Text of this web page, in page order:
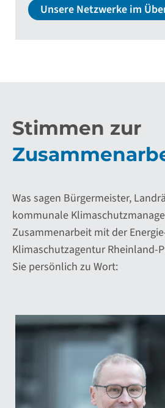
Unsere Netzwerke im
Stimmen zur
Was sagen Bürgermeister,
kommunale
Zusammenarbeit mit der
Klimaschutzagentur Rheinland-
Sie persönlich zu Wort: